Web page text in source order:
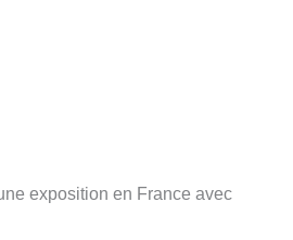
exposition en France avec